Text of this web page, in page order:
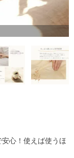
心！使えば使うほ